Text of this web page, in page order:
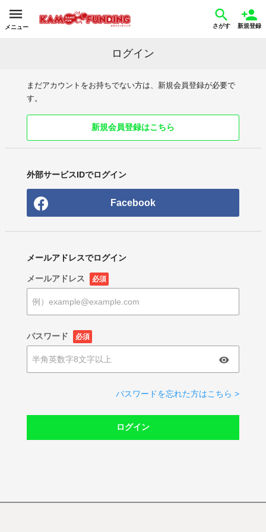
メニュー さがす 新規登録
ログイン
まだアカウントをお持ちでない方は、新規会員登録が必要で
す。
新規会員登録はこちら
外部サービスIDでログイン
Facebook
メールアドレスでログイン
メールアドレス 必須
パスワード 必須
パスワードを忘れた方はこちら >
ログイン